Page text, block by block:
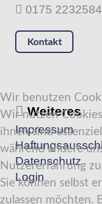
0175 2232584
Kontakt
Weiteres
Impressum
Datenschutz
Login
Wir benutzen
Wir nutzen
ihnen sind
während andere
Nutzererfahrung
Sie können selbst
zulassen möchten.